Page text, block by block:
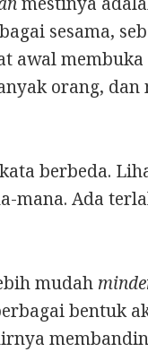
sesama,
awal
orang, dan
berbeda.
mana. Ada
mudah
bentuk